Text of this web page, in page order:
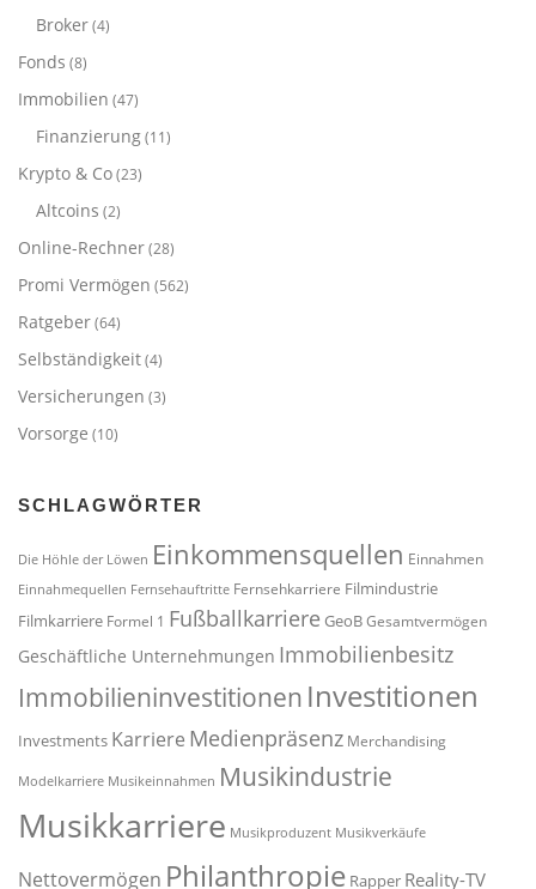
Broker(4)
Fonds (8)
Immobilien (47)
Finanzierung(11)
Krypto & Co(23)
Altcoins (2)
Online-Rechner(28)
Promi Vermögen (562)
Ratgeber(64)
Selbständigkeit(4)
Versicherungen (3)
Vorsorge (10)
SCHLAGWÖRTER
Die Höhle der Löwen Einkommensquellen Einnahmen
Einnahmequellen Fernsehauftritte Fernsehkarriere Filmindustrie
Filmkarriere Formel 1 Fußballkarriere GeoBGesamtvermögen
Geschäftliche Unternehmungen Immobilienbesitz
Immobilieninvestitionen Investitionen
Investments Karriere Medienpräsenz Merchandising
Modelkarriere Musikeinnahmen Musikindustrie
Musikkarriere Musikproduzent Musikverkäufe
Nettovermögen Philanthropie Rapper Reality-TV